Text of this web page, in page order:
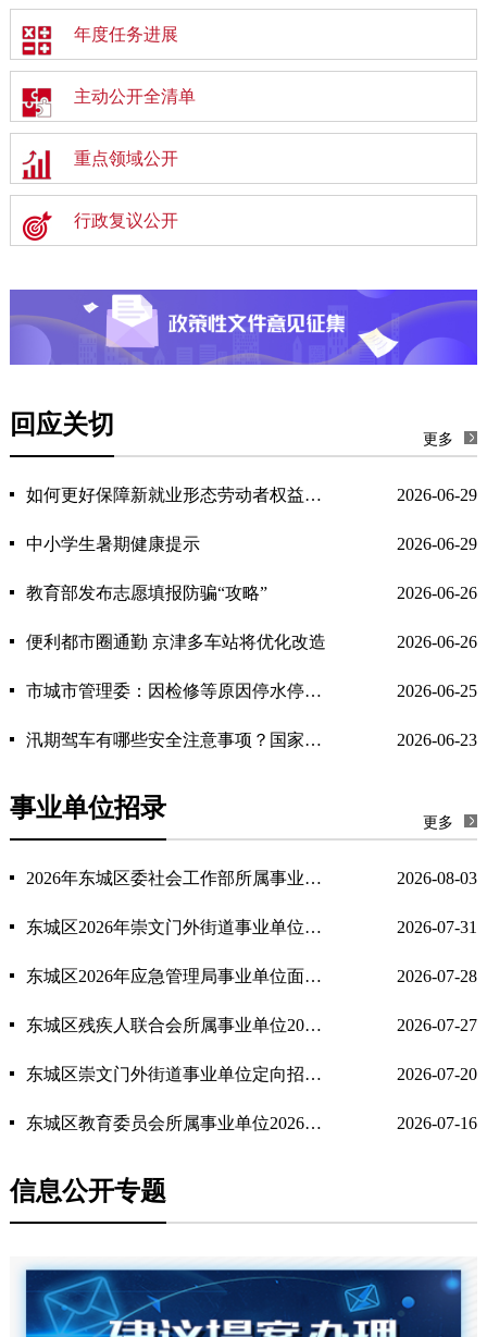
年度任务进展
主动公开全清单
重点领域公开
行政复议公开
回应关切
更多
如何更好保障新就业形态劳动者权益（政策问答·回应关切） 2026-06-29
中小学生暑期健康提示 2026-06-29
教育部发布志愿填报防骗“攻略” 2026-06-26
便利都市圈通勤 京津多车站将优化改造 2026-06-26
市城市管理委：因检修等原因停水停电，应提前48小时通知 2026-06-25
汛期驾车有哪些安全注意事项？国家减灾中心提醒 2026-06-23
事业单位招录
更多
2026年东城区委社会工作部所属事业单位东城区社会工作事务中心面向退役大学生士兵公开招聘拟聘人员公示 2026-08-03
东城区2026年崇文门外街道事业单位面向退役大学生士兵招聘拟聘人员公示 2026-07-31
东城区2026年应急管理局事业单位面向退役大学生士兵招聘拟聘人员公示 2026-07-28
东城区残疾人联合会所属事业单位2026面向退役大学生士兵招聘拟聘人员公示 2026-07-27
东城区崇文门外街道事业单位定向招聘2026年合同期满乡村振兴协理员总成绩公示公告 2026-07-20
东城区教育委员会所属事业单位2026年第二批公开招聘拟聘人员名单公示（第一批次） 2026-07-16
信息公开专题